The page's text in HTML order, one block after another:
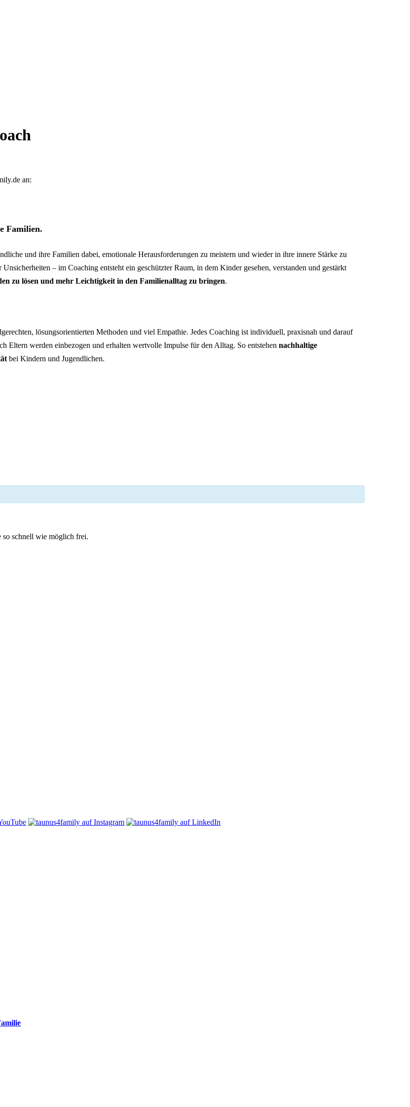
an:
Familien.
und ihre Familien dabei, emotionale Herausforderungen zu meistern und wieder in ihre innere Stärke zu
– im Coaching entsteht ein geschützter Raum, in dem Kinder gesehen, verstanden und gestärkt
zu lösen und mehr Leichtigkeit in den Familienalltag zu bringen.
lösungsorientierten Methoden und viel Empathie. Jedes Coaching ist individuell, praxisnah und darauf
Eltern werden einbezogen und erhalten wertvolle Impulse für den Alltag. So entstehen nachhaltige
bei Kindern und Jugendlichen.
so schnell wie möglich frei.